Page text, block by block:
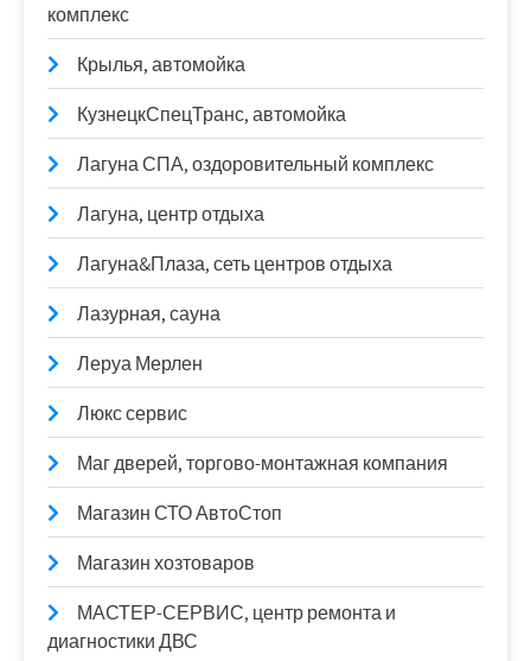
комплекс
Крылья, автомойка
КузнецкСпецТранс, автомойка
Лагуна СПА, оздоровительный комплекс
Лагуна, центр отдыха
Лагуна&Плаза, сеть центров отдыха
Лазурная, сауна
Леруа Мерлен
Люкс сервис
Маг дверей, торгово-монтажная компания
Магазин СТО АвтоСтоп
Магазин хозтоваров
МАСТЕР-СЕРВИС, центр ремонта и
диагностики ДВС